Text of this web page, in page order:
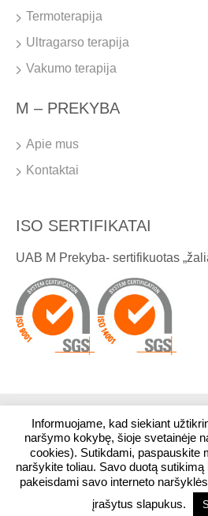
Termoterapija
Ultragarso terapija
Vakumo terapija
M – PREKYBA
Apie mus
Kontaktai
ISO SERTIFIKATAI
UAB M Prekyba- sertifikuotas
© 2026. Visos teisės
Stadiono g. 1, Kairiai, LT-
Interneto svetainių kūrimas:
Informuojame, kad siekiant
naršymo kokybę, šioje svetainėje
cookies). Sutikdami, paspauskite
naršykite toliau. Savo duotą
pakeisdami savo interneto
įrašytus slapukus.